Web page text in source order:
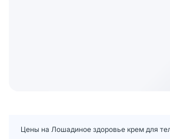
Цены на Лошадиное здоровье крем для